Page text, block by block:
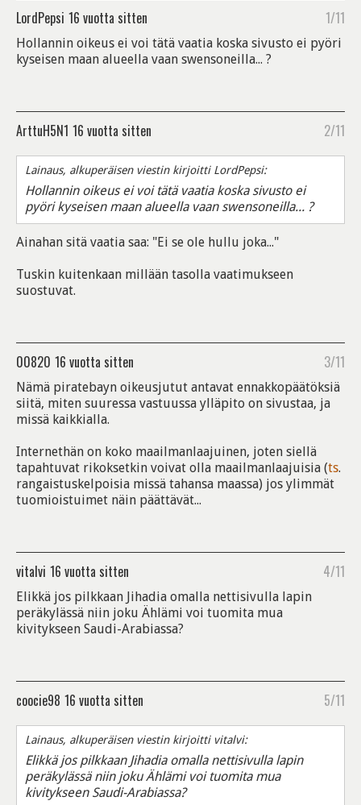
LordPepsi 16 vuotta sitten 1/11
Hollannin oikeus ei voi tätä vaatia koska sivusto ei pyöri
kyseisen maan alueella vaan swensoneilla... ?
ArttuH5N1 16 vuotta sitten 2/11
Lainaus, alkuperäisen viestin kirjoitti LordPepsi:
Hollannin oikeus ei voi tätä vaatia koska sivusto ei
pyöri kyseisen maan alueella vaan swensoneilla... ?
Ainahan sitä vaatia saa: "Ei se ole hullu joka..."
Tuskin kuitenkaan millään tasolla vaatimukseen
suostuvat.
00820 16 vuotta sitten 3/11
Nämä piratebayn oikeusjutut antavat ennakkopäätöksiä
siitä, miten suuressa vastuussa ylläpito on sivustaa, ja
missä kaikkialla.
Internethän on koko maailmanlaajuinen, joten siellä
tapahtuvat rikoksetkin voivat olla maailmanlaajuisia (ts.
rangaistuskelpoisia missä tahansa maassa) jos ylimmät
tuomioistuimet näin päättävät...
vitalvi 16 vuotta sitten 4/11
Elikkä jos pilkkaan Jihadia omalla nettisivulla lapin
peräkylässä niin joku Ählämi voi tuomita mua
kivitykseen Saudi-Arabiassa?
coocie98 16 vuotta sitten 5/11
Lainaus, alkuperäisen viestin kirjoitti vitalvi:
Elikkä jos pilkkaan Jihadia omalla nettisivulla lapin
peräkylässä niin joku Ählämi voi tuomita mua
kivitykseen Saudi-Arabiassa?